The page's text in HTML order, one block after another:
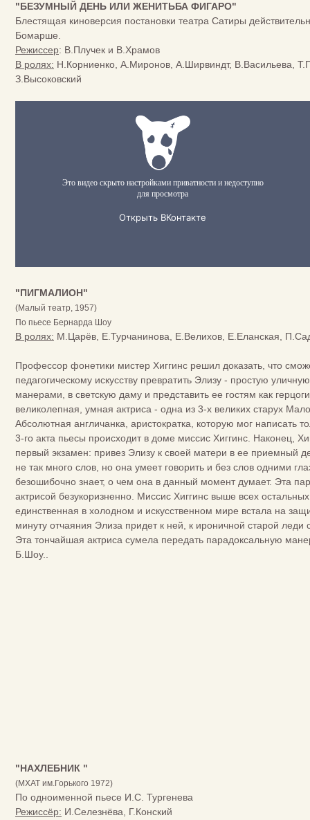
"БЕЗУМНЫЙ ДЕНЬ ИЛИ ЖЕНИТЬБА ФИГАРО"
Блестящая киноверсия постановки театра Сатиры
Бомарше.
Режиссер: В.Плучек и В.Храмов
В ролях: Н.Корниенко, А.Миронов, А.Ширвиндт, В.Васильева,
З.Высоковский
"ПИГМАЛИОН"
(Малый театр, 1957)
По пьесе Бернарда Шоу
В ролях: М.Царёв, Е.Турчанинова, Е.Велихов, Е.Еланская,
Профессор фонетики мистер Хиггинс решил доказать, что
педагогическому искусству превратить Элизу - простую
манерами, в светскую даму и представить ее гостям как
великолепная, умная актриса - одна из 3-х великих старух
Абсолютная англичанка, аристократка, которую мог написать
3-го акта пьесы происходит в доме миссис Хиггинс. Наконец,
первый экзамен: привез Элизу к своей матери в ее приемный
не так много слов, но она умеет говорить и без слов одними
безошибочно знает, о чем она в данный момент думает. Эта
актрисой безукоризненно. Миссис Хиггинс выше всех
единственная в холодном и искусственном мире встала на
минуту отчаяния Элиза придет к ней, к ироничной старой
Эта тончайшая актриса сумела передать парадоксальную
Б.Шоу..
"НАХЛЕБНИК "
(МХАТ им.Горького 1972)
По одноименной пьесе И.С. Тургенева
Режиссёр: И.Селезнёва, Г.Конский